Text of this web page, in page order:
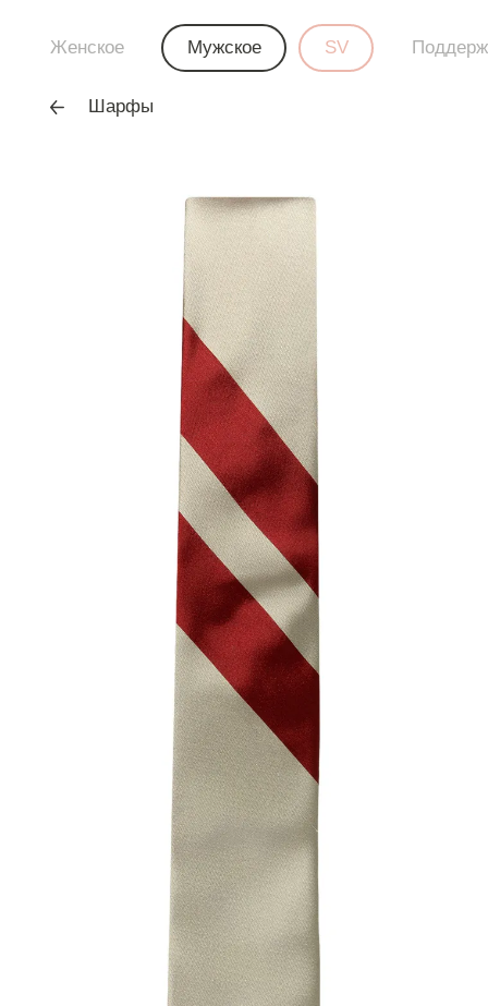
Женское Мужское SV
Шарфы